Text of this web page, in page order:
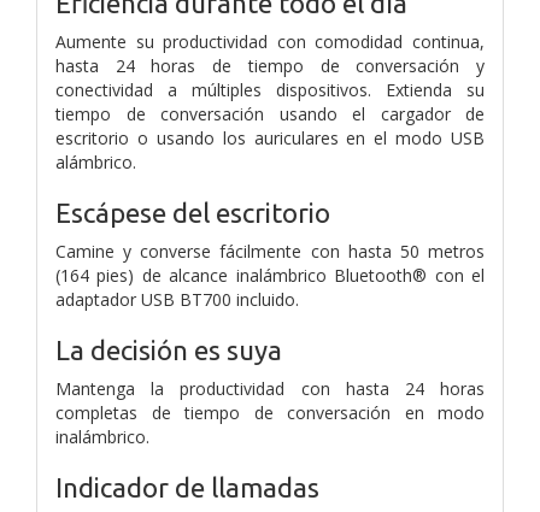
Aumente su productividad con comodidad continua,
hasta 24 horas de tiempo de conversación y
conectividad a múltiples dispositivos. Extienda su
tiempo de conversación usando el cargador de
escritorio o usando los auriculares en el modo USB
alámbrico.
Escápese del escritorio
Camine y converse fácilmente con hasta 50 metros
(164 pies) de alcance inalámbrico Bluetooth® con el
adaptador USB BT700 incluido.
La decisión es suya
Mantenga la productividad con hasta 24 horas
completas de tiempo de conversación en modo
inalámbrico.
Indicador de llamadas